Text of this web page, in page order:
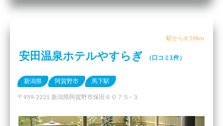
駅から8.59km
安田温泉ホテルやすらぎ （口コミ1件）
新潟県 阿賀野市 馬下駅
〒959-2221 新潟県阿賀野市保田６０７５−３